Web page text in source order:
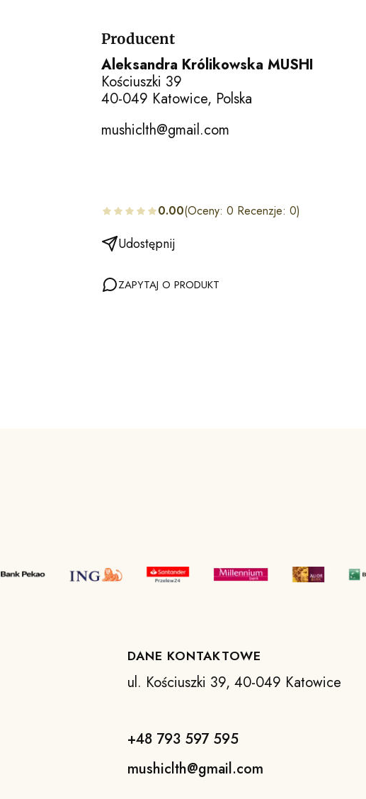
Producent
Aleksandra Królikowska MUSHI
Kościuszki 39
40-049 Katowice, Polska
mushiclth@gmail.com
0.00(Oceny: 0 Recenzje: 0)
Udostępnij
ZAPYTAJ O PRODUKT
DANE KONTAKTOWE
ul. Kościuszki 39, 40-049 Katowice
+48 793 597 595
mushiclth@gmail.com